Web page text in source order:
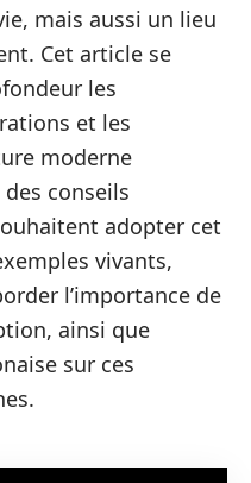
mais aussi un lieu
Cet article se
les
et les
moderne
conseils
adopter cet
vivants,
l’importance de
ainsi que
sur ces